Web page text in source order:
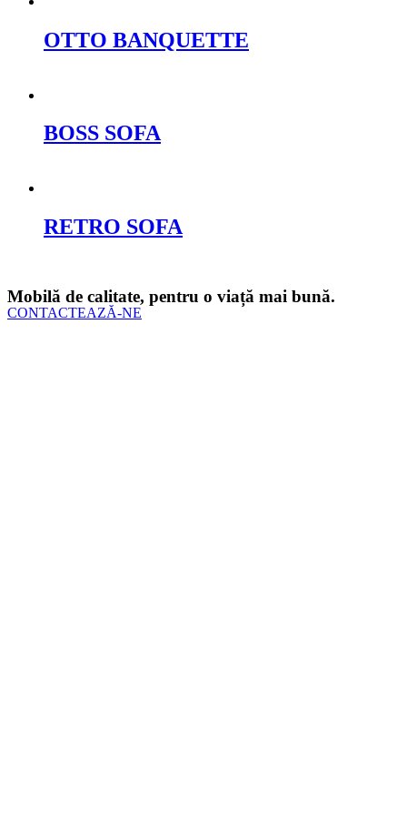
OTTO BANQUETTE
BOSS SOFA
RETRO SOFA
Mobilă de calitate, pentru o viață mai bună.
CONTACTEAZĂ-NE